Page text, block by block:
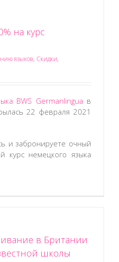
на курс
языков, Скидки,
BWS Germanlingua в
22 февраля 2021
и забронируете очный
курс немецкого языка
в Британии
школы